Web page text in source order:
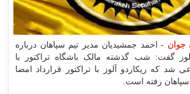
جوان - احمد جمشیدیان مدیر تیم سپاهان درباره
آلوز گفت: شب گذشته مالک باشگاه تراکتور با
شد که ریکاردو آلوز با تراکتور قرارداد امضا
سپاهان رفته است.